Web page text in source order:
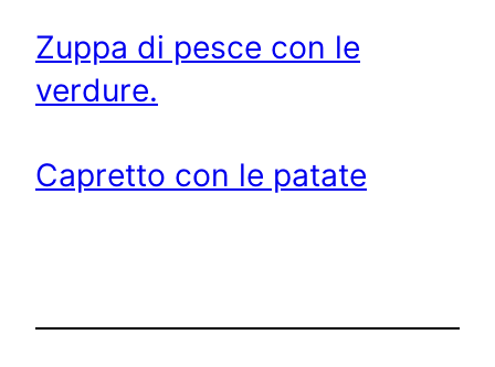
Zuppa di pesce con le
verdure.
Capretto con le patate